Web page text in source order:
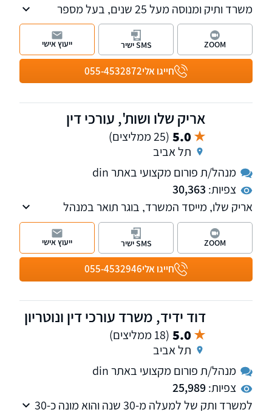
משרד ותיק ומנוסה מעל 25 שנים, בעל מספר
מחלקות לרבות מקרקעין, משפחה, ירושה, הוצאה
לפועל, אזרחי - מסחרי, רשויות, חוזים, לשון הרע,
עבודה. מנהל פורומים תכנון ובניה, אלימות
במשפחה והיטל השבחה הפקעות. חבר בוועדת
מקרקעין וקניין וכן בוועדת ירושה ומשפחה, בלשכת
חייגו אלי055-4532872
ZOOM SMS ישיר ייעוץ אישי
אריק שלו ושות', עורכי דין
5.0 (25 ממליצים)
תל אביב
מנהל/ת פורום מקצועי באתר din
צפיות: 30,363
אריק שלו, מייסד המשרד, בוגר תואר במנהל
עסקים במימון בהצטיינות ותואר שני מאוניברסיטת
תל אביב, עוסק בנזיקין ודיני העבודה, טיפול
בתאונות עבודה, תאונות דרכים, רשלנות רפואית,
קצין תגמולים, ייצוג עובדים ומעסיקים בשלל
הערכאות הרלוונטיות בתביעות שכר וזכויות
חייגו אלי055-4532946
ZOOM SMS ישיר ייעוץ אישי
דוד ידיד, משרד עורכי דין ונוטריון
5.0 (18 ממליצים)
תל אביב
מנהל/ת פורום מקצועי באתר din
צפיות:25,989
למשרד ותק של למעלה מ-30 שנה והוא מונה כ-30